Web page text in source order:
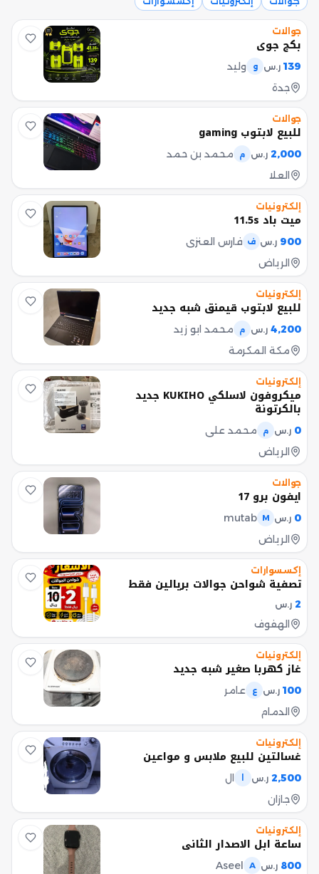
جوالات
بكج جوي
139 ر.س و
وليد
جدة
جوالات
للبيع لابتوب gaming
2,000 ر.س م
محمد بن حمد
العلا
إلكترونيات
ميت باد 11.5s
900 ر.س ف فارس العنزي
الرياض
إلكترونيات
للبيع لابتوب قيمنق شبه جديد
4,200 ر.س م
محمد ابو زيد
مكة المكرمة
إلكترونيات
ميكروفون لاسلكي KUKIHO جديد
بالكرتونة
0 ر.س م
محمد علي
الرياض
جوالات
ايفون برو 17
0 ر.س M
mutab
الرياض
إكسسوارات
تصفية شواحن جوالات بريالين فقط
2 ر.س
الهفوف
إلكترونيات
غاز كهربا صغير شبه جديد
100 ر.س ع
عامر
الدمام
إلكترونيات
غسالتين للبيع ملابس و مواعين
2,500 ر.س
ال
جازان
إلكترونيات
ساعة ابل الاصدار الثاني
800 ر.س A
Aseel